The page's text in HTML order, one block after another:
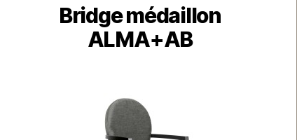
Bridge médaillon
ALMA+AB